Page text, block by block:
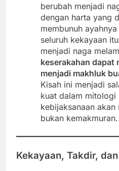
berubah menjadi
dengan harta yang
membunuh
seluruh kekayaan
menjadi naga
keserakahan dapat
menjadi makhluk
Kisah ini menjadi
kuat dalam mitologi
kebijaksanaan
bukan kemakmuran.
Kekayaan, Takdir,